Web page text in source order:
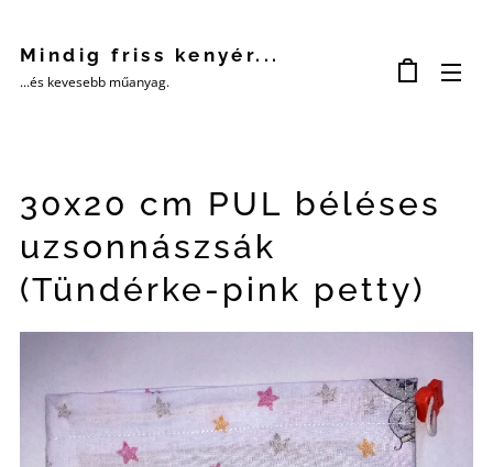
Mindig friss kenyér...
...és kevesebb műanyag.
30x20 cm PUL béléses
uzsonnászsák
(Tündérke-pink petty)